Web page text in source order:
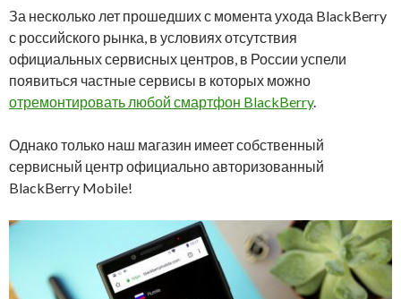
За несколько лет прошедших с момента ухода BlackBerry
с российского рынка, в условиях отсутствия
официальных сервисных центров, в России успели
появиться частные сервисы в которых можно
отремонтировать любой смартфон BlackBerry.
Однако только наш магазин имеет собственный
сервисный центр официально авторизованный
BlackBerry Mobile!